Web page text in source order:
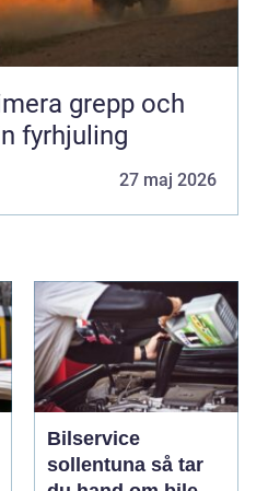
grepp och
fyrhjuling
27 maj 2026
Bilservice
sollentuna så tar